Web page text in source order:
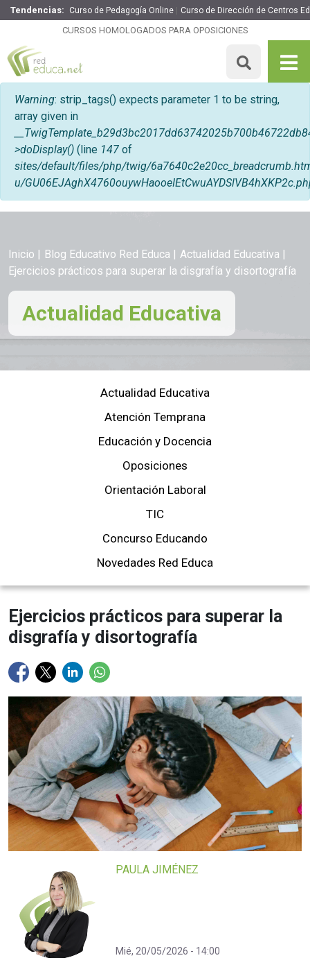
Tendencias: Curso de Pedagogía Online Curso de Dirección de Centros
CURSOS HOMOLOGADOS PARA OPOSICIONES
Mensaje de error
Warning: strip_tags() expects parameter 1 to be string,
array given in
>doDisplay() (line 147 of
sites/default/files/php/twig/
u/
Inicio Blog Educativo Red Educa
Actualidad Educativa
Ejercicios prácticos para superar la disgrafía y disortografía
Actualidad Educativa
Actualidad Educativa
Atención Temprana
Educación y Docencia
Oposiciones
Orientación Laboral
TIC
Concurso Educando
Novedades Red Educa
Ejercicios prácticos para superar la
disgrafía y disortografía
PAULA JIMÉNEZ
Mié, 20/05/2026 - 14:00